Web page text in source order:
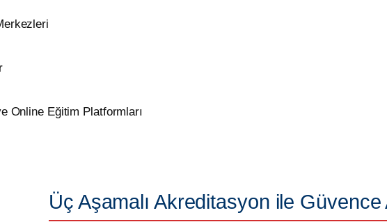
Online Eğitim Platformları
Üç Aşamalı Akreditasyon ile Güvence